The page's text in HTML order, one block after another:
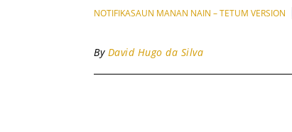
NOTIFIKASAUN MANAN NAIN – TETUM VERSION
By David Hugo da Silva